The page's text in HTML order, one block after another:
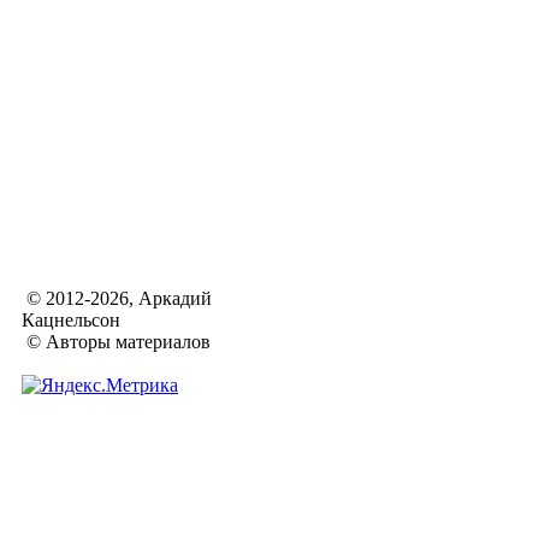
© 2012-2026, Аркадий
Кацнельсон
© Авторы материалов